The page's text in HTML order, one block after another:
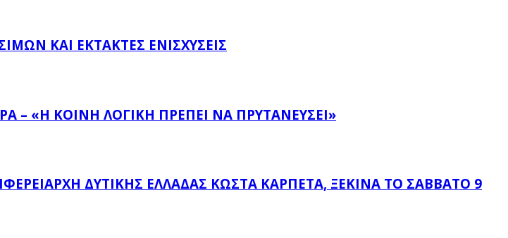
ΚΑΙ ΈΚΤΑΚΤΕΣ ΕΝΙΣΧΎΣΕΙΣ
– «Η ΚΟΙΝΉ ΛΟΓΙΚΉ ΠΡΈΠΕΙ ΝΑ ΠΡΥΤΑΝΕΎΣΕΙ»
ΔΥΤΙΚΉΣ ΕΛΛΆΔΑΣ ΚΏΣΤΑ ΚΑΡΠΈΤΑ, ΞΕΚΙΝΆ ΤΟ ΣΆΒΒΑΤΟ 9